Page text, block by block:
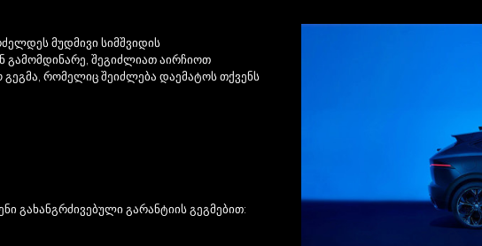
მუდმივი სიმშვიდის
გამომდინარე, შეგიძლიათ აირჩიოთ
რომელიც შეიძლება დაემატოს თქვენს
გახანგრძივებული გარანტიის გეგმებით: